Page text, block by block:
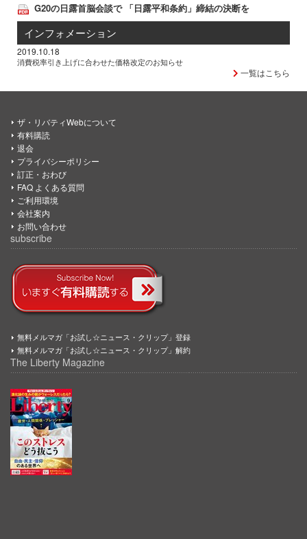
G20の日露首脳会談で 「日露平和条約」締結の決断を
インフォメーション
2019.10.18
消費税率引き上げに合わせた価格改定のお知らせ
一覧はこちら
ザ・リバティWebについて
有料購読
退会
プライバシーポリシー
訂正・おわび
FAQ よくある質問
ご利用環境
会社案内
お問い合わせ
subscribe
無料メルマガ「お試し☆ニュース・クリップ」登録
無料メルマガ「お試し☆ニュース・クリップ」解約
The Liberty Magazine